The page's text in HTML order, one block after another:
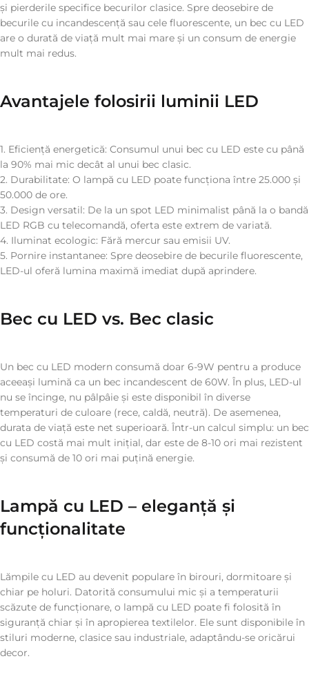
și pierderile specifice becurilor clasice. Spre deosebire de
becurile cu incandescență sau cele fluorescente, un bec cu LED
are o durată de viață mult mai mare și un consum de energie
mult mai redus.
Avantajele folosirii luminii LED
1. Eficiență energetică: Consumul unui bec cu LED este cu până
la 90% mai mic decât al unui bec clasic.
2. Durabilitate: O lampă cu LED poate funcționa între 25.000 și
50.000 de ore.
3. Design versatil: De la un spot LED minimalist până la o bandă
LED RGB cu telecomandă, oferta este extrem de variată.
4. Iluminat ecologic: Fără mercur sau emisii UV.
5. Pornire instantanee: Spre deosebire de becurile fluorescente,
LED-ul oferă lumina maximă imediat după aprindere.
Bec cu LED vs. Bec clasic
Un bec cu LED modern consumă doar 6-9W pentru a produce
aceeași lumină ca un bec incandescent de 60W. În plus, LED-ul
nu se încinge, nu pâlpâie și este disponibil în diverse
temperaturi de culoare (rece, caldă, neutră). De asemenea,
durata de viață este net superioară. Într-un calcul simplu: un bec
cu LED costă mai mult inițial, dar este de 8-10 ori mai rezistent
și consumă de 10 ori mai puțină energie.
Lampă cu LED – eleganță și
funcționalitate
Lămpile cu LED au devenit populare în birouri, dormitoare și
chiar pe holuri. Datorită consumului mic și a temperaturii
scăzute de funcționare, o lampă cu LED poate fi folosită în
siguranță chiar și în apropierea textilelor. Ele sunt disponibile în
stiluri moderne, clasice sau industriale, adaptându-se oricărui
decor.